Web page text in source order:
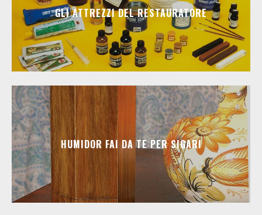
GLI ATTREZZI DEL RESTAURATORE
HUMIDOR FAI DA TE PER SIGARI